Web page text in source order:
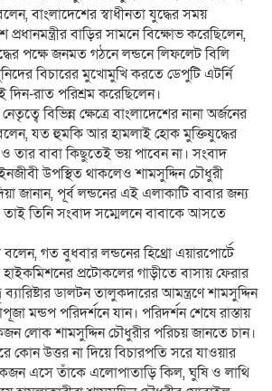
বাংলাদেশের স্বাধীনতা যুদ্ধের সময়
বাড়ির সামনে বিক্ষোভ করেছিলেন,
পক্ষে জনমত গঠনে লন্ডনে লিফলেট বিলি
বিচারের মুখোমুখি করতে ডেপুটি এটর্নি
দিন-রাত পরিশ্রম করেছিলেন।
নেতৃত্বে বিভিন্ন ক্ষেত্রে বাংলাদেশের নানা অর্জনের
যত হুমকি আর হামলাই হোক মুক্তিযুদ্ধের
ও তার বাবা কিছুতেই ভয় পাবেন না। সংবাদ
উপস্থিত থাকলেও শামসুদ্দিন চৌধুরী
জানান, পূর্ব লন্ডনের এই এলাকাটি বাবার জন্য
তাই তিনি সংবাদ সম্মেলনে বাবাকে আসতে
বলেন, গত বুধবার লন্ডনের হিথ্রো এয়ারপোর্টে
হাইকমিশনের প্রটোকলের গাড়ীতে বাসায় ফেরার
ডালটন তালুকদারের আমন্ত্রণে শামসুদ্দিন
মন্ডপ পরিদর্শনে যান। পরিদর্শন শেষে রাস্তায়
লোক শামসুদ্দিন চৌধুরীর পরিচয় জানতে চান।
উত্তর না দিয়ে বিচারপতি সরে যাওয়ার
এসে তাঁকে এলোপাতাড়ি কিল, ঘুষি ও লাথি